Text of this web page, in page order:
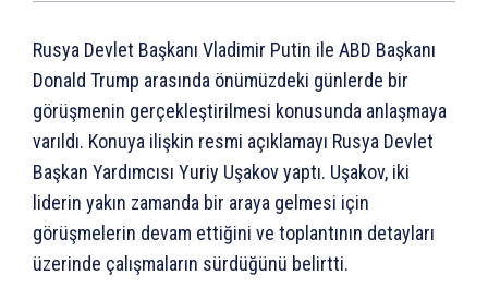
Rusya Devlet Başkanı Vladimir Putin ile ABD Başkanı
Donald Trump arasında önümüzdeki günlerde bir
görüşmenin gerçekleştirilmesi konusunda anlaşmaya
varıldı. Konuya ilişkin resmi açıklamayı Rusya Devlet
Başkan Yardımcısı Yuriy Uşakov yaptı. Uşakov, iki
liderin yakın zamanda bir araya gelmesi için
görüşmelerin devam ettiğini ve toplantının detayları
üzerinde çalışmaların sürdüğünü belirtti.